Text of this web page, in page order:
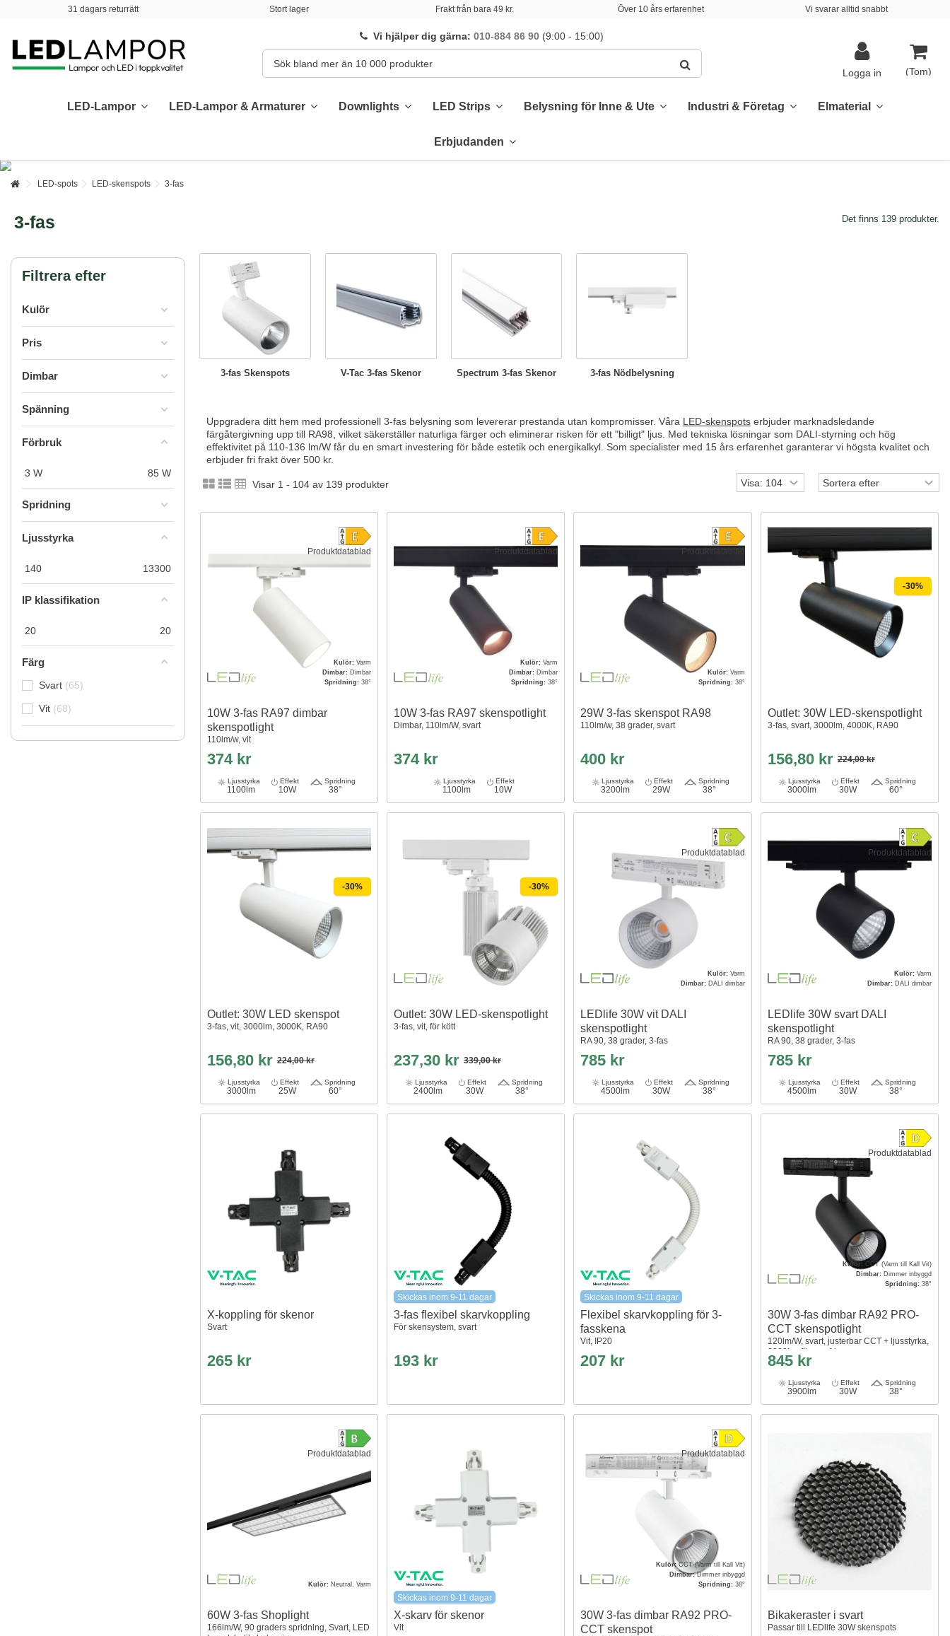
31 dagars returrätt Stort lager Frakt från bara 49 kr. Över 10 års erfarenhet Vi svarar alltid snabbt
Vi hjälper dig gärna:010-884 86 90 (9:00 - 15:00)
(Tom)
Logga in
LED-Lampor LED-Lampor & Armaturer Downlights LED Strips Belysning för Inne & Ute Industri & Företag Elmaterial
Erbjudanden
LED-spots LED-skenspots 3-fas
3-fas Det finns 139 produkter.
3-fas Skenspots V-Tac 3-fas Skenor Spectrum 3-fas Skenor 3-fas Nödbelysning
Uppgradera ditt hem med professionell 3-fas belysning som levererar prestanda utan kompromisser. Våra LED-skenspotserbjuder marknadsledande
färgåtergivning upp till RA98, vilket säkerställer naturliga färger och eliminerar risken för ett "billigt" ljus. Med tekniska lösningar som DALI-styrning och hög
effektivitet på 110-136 lm/W får du en smart investering för både estetik och energikalkyl. Som specialister med 15 års erfarenhet garanterar vi högsta kvalitet och
erbjuder fri frakt över 500 kr.
Visar 1 - 104 av 139 produkter
Produktdatablad
Kulör:Varm
Dimbar:Dimbar
Spridning:38°
10W 3-fas RA97 dimbar
skenspotlight
110lm/w, vit
374 kr
Ljusstyrka
1100lm
Effekt
10W
Spridning
38°
Produktdatablad
Kulör:Varm
Dimbar:Dimbar
Spridning:38°
10W 3-fas RA97 skenspotlight
Dimbar, 110lm/W, svart
374 kr
Ljusstyrka
1100lm
Effekt
10W
Produktdatablad
Kulör: Varm
Spridning: 38°
29W 3-fas skenspot RA98
110lm/w, 38 grader, svart
400 kr
Ljusstyrka
3200lm
Effekt
29W
Spridning
38°
-30%
Outlet: 30W LED-skenspotlight
3-fas, svart, 3000lm, 4000K, RA90
156,80 kr224,00 kr
Ljusstyrka
3000lm
Effekt
30W
Spridning
60°
-30%
Outlet: 30W LED skenspot
3-fas, vit, 3000lm, 3000K, RA90
156,80 kr224,00 kr
Ljusstyrka
3000lm
Effekt
25W
Spridning
60°
-30%
Outlet: 30W LED-skenspotlight
3-fas, vit, för kött
237,30 kr339,00 kr
Ljusstyrka
2400lm
Effekt
30W
Spridning
38°
Produktdatablad
Kulör: Varm
Dimbar: DALI dimbar
LEDlife 30W vit DALI
skenspotlight
RA 90, 38 grader, 3-fas
785 kr
Ljusstyrka
4500lm
Effekt
30W
Spridning
38°
Produktdatablad
Kulör: Varm
Dimbar: DALI dimbar
LEDlife 30W svart DALI
skenspotlight
RA 90, 38 grader, 3-fas
785 kr
Ljusstyrka
4500lm
Effekt
30W
Spridning
38°
X-koppling för skenor
Svart
265 kr
Skickas inom 9-11 dagar
3-fas flexibel skarvkoppling
För skensystem, svart
193 kr
Skickas inom 9-11 dagar
Flexibel skarvkoppling för 3-
fasskena
Vit, IP20
207 kr
Produktdatablad
Kulör: CCT (Varm till Kall Vit)
Dimbar: Dimmer inbyggd
Spridning: 38°
30W 3-fas dimbar RA92 PRO-
CCT skenspotlight
120lm/W, svart, justerbar CCT + ljusstyrka,
3900lm, flimmerfri
845 kr
Ljusstyrka
3900lm
Effekt
30W
Spridning
38°
Produktdatablad
Kulör:Neutral, Varm
60W 3-fas Shoplight
166lm/W, 90 graders spridning, Svart, LED
Skickas inom 9-11 dagar
X-skarv för skenor
Vit
Produktdatablad
Kulör:CCT (Varm till Kall Vit)
Dimbar:Dimmer inbyggd
Spridning: 38°
30W 3-fas dimbar RA92 PRO-
CCT skenspot
Bikakeraster i svart
Passar till LEDlife 30W skenspots
Filtrera efter
Kulör
Pris
Dimbar
Spänning
Förbruk
3 W 85W
Spridning
Ljusstyrka
140 13300
IP klassifikation
20 20
Färg
Svart 65
Vit 68